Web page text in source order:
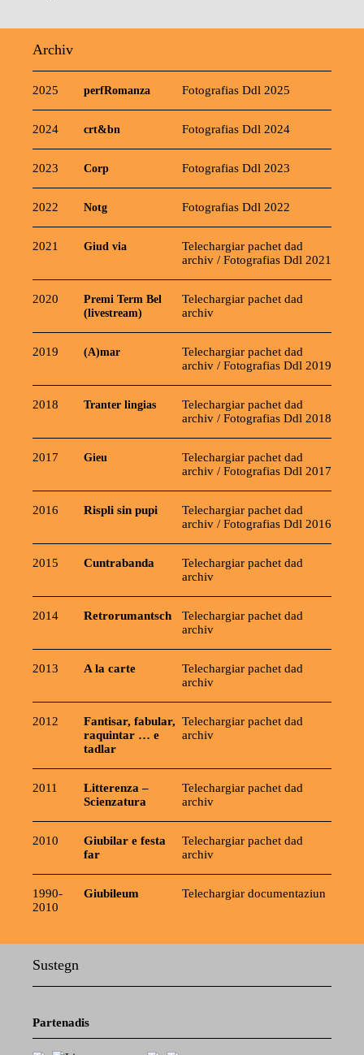
Archiv
2025 perfRomanza Fotografias Ddl 2025
2024 crt&bn Fotografias Ddl 2024
2023 Corp Fotografias Ddl 2023
2022 Notg Fotografias Ddl 2022
2021 Giud via
Telechargiar pachet dad
archiv / Fotografias Ddl 2021
2020
Premi Term Bel
(livestream)
Telechargiar pachet dad
archiv
2019 (A)mar
Telechargiar pachet dad
archiv / Fotografias Ddl 2019
2018 Tranter lingias
Telechargiar pachet dad
archiv / Fotografias Ddl 2018
2017 Gieu
Telechargiar pachet dad
archiv / Fotografias Ddl 2017
2016 Rispli sin pupi
Telechargiar pachet dad
archiv / Fotografias Ddl 2016
2015 Cuntrabanda
Telechargiar pachet dad
archiv
2014 Retrorumantsch
Telechargiar pachet dad
archiv
2013 A la carte
Telechargiar pachet dad
archiv
2012
Fantisar, fabular,
raquintar … e
tadlar
Telechargiar pachet dad
archiv
2011
Litterenza –
Scienzatura
Telechargiar pachet dad
archiv
2010
Giubilar e festa
far
Telechargiar pachet dad
archiv
1990-
2010
Giubileum Telechargiar documentaziun
Sustegn
Partenadis